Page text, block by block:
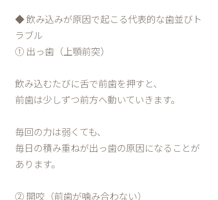
◆ 飲み込みが原因で起こる代表的な歯並びト
ラブル
① 出っ歯（上顎前突）
飲み込むたびに舌で前歯を押すと、
前歯は少しずつ前方へ動いていきます。
毎回の力は弱くても、
毎日の積み重ねが出っ歯の原因になることが
あります。
② 開咬（前歯が噛み合わない）